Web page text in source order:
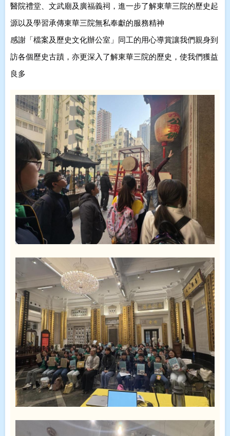
醫院禮堂、文武廟及廣福義祠，進一步了解東華三院的歷史起
源以及學習承傳東華三院無私奉獻的服務精神
感謝「檔案及歷史文化辦公室」同工的用心導賞讓我們親身到
訪各個歷史古蹟，亦更深入了解東華三院的歷史，使我們獲益
良多